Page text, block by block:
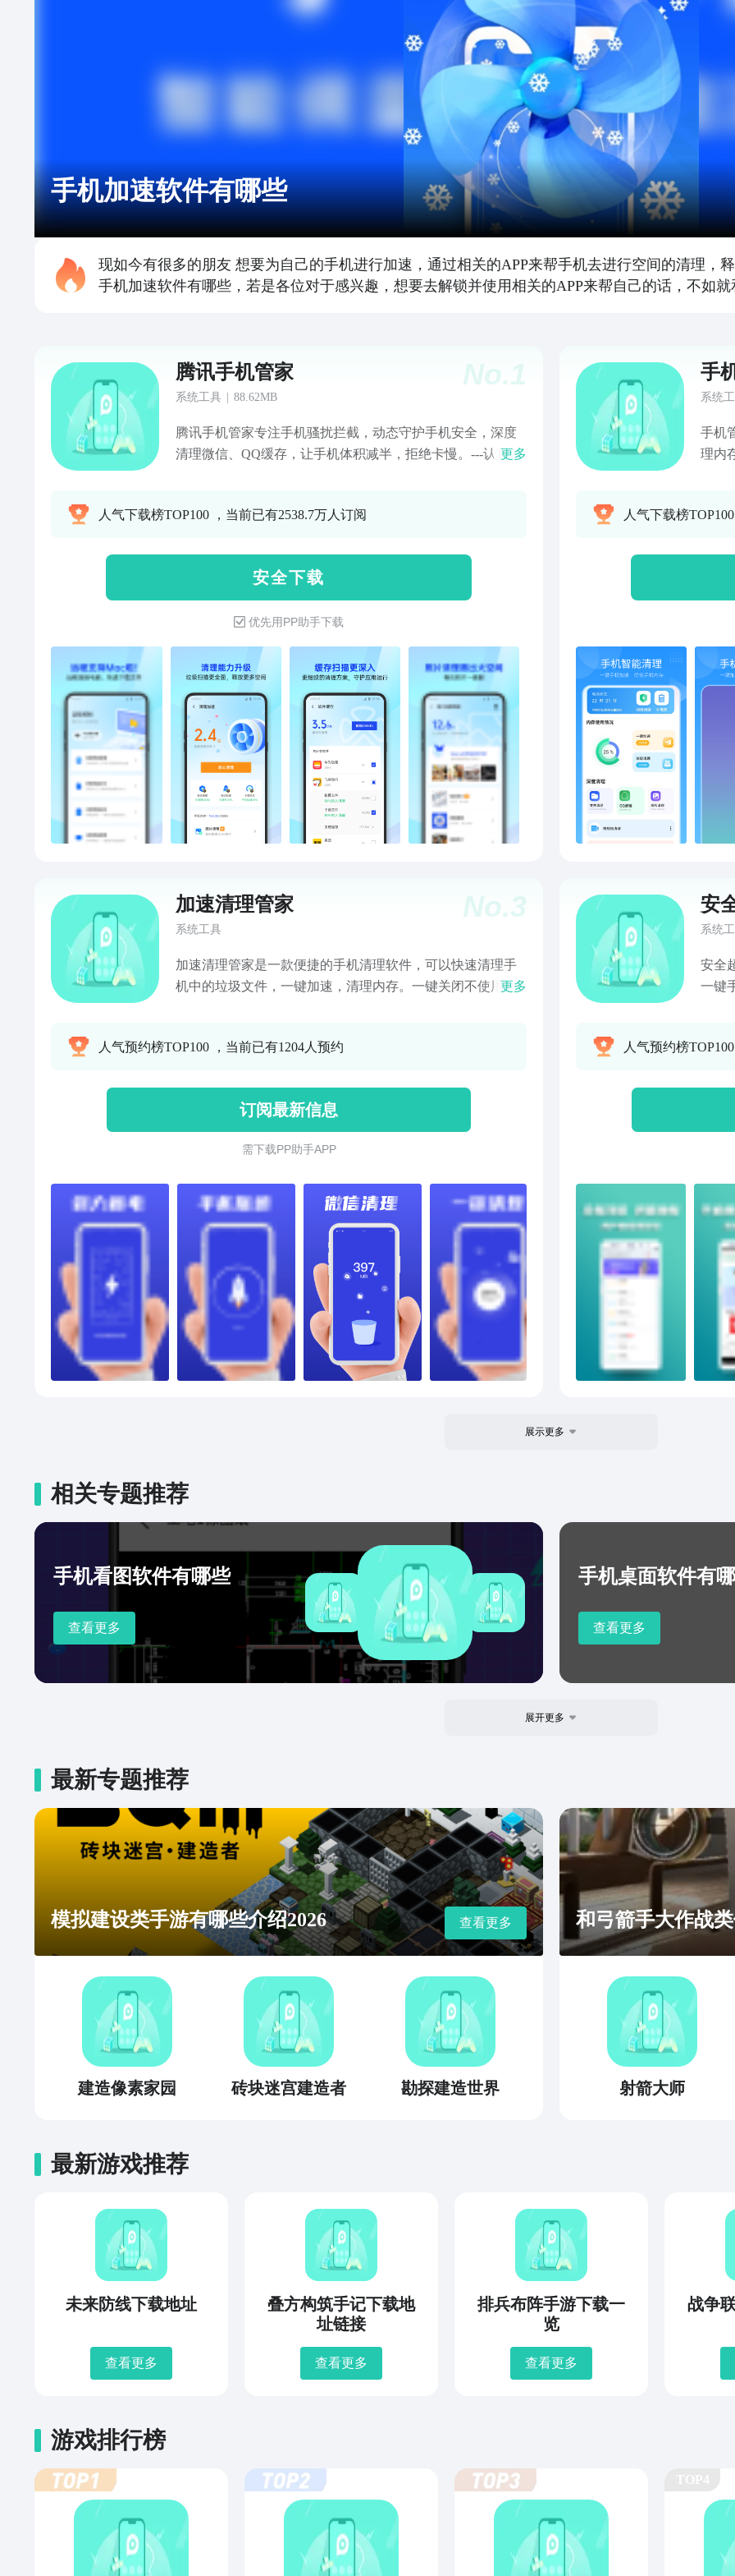
手机加速软件有哪些
现如今有很多的朋友 想要为自己的手机进行加速，通过相关的APP来帮手机去进行空间的清理，
手机加速软件有哪些，若是各位对于感兴趣，想要去解锁并使用相关的APP来帮自己的话，不如
No.1
腾讯手机管家
系统工具 88.62MB
腾讯手机管家专注手机骚扰拦截，动态守护手机安全，深度
清理微信、QQ缓存，让手机体积减半，拒绝卡慢。---认真服
加速】清理加速能力升级，释放空间告别卡慢【微信清理】
查杀】安全防护全新升级，软件云查风险提醒【隐私保险
箱】个性化守护的您的个人隐私【安全可靠】病毒、系统、
充电检测360度安全护航
更多
人气下载榜TOP100 ，当前已有2538.7万人订阅
安 全 下 载
优先用PP助手下载
手
系统
手机
理内
电池
人气下载榜
No.3
加速清理管家
系统工具
加速清理管家是一款便捷的手机清理软件，可以快速清理手
机中的垃圾文件，一键加速，清理内存。一键关闭不使用的
中卡顿、耗电、内存不足的问题。 产品特点： 【垃圾清理】
机运行过程中产生的缓存、残留及广告文件。 【专清】清理
运行中产生的各类缓存、残留的文件。聊天更流畅。 【内存
清理】清理缓存，轻松加速。支持自定义和一键全部清理功
能。保持手机运行流畅。告别手机内存不足的困扰。 【QQ专
理】清理文件夹中多余的垃圾，让手机更畅顺。 【软件管
理】简化软件卸载功能，一键勾选无用软件清理更方便，了
解软件占用储存空间。 【耗电排行】、QQ、爱奇艺、应用耗
电排行一目了然。 【电池管理】专业的充电保养，延长电池
寿命，电池保养小知识，让电量更持久。
更多
人气预约榜TOP100 ，当前已有1204人预约
订阅最新信息
需 下 载 P P 助 手 A P P
安
系统
安全
一键
内存
存，
快
通
超
人气预约榜
展示更多
相关专题推荐
手机看图软件有哪些
查看更多
手机桌面软件有
查看更多
展开更多
最新专题推荐
模拟建设类手游有哪些介绍2026 查看更多
建造像素家园 砖块迷宫建造者 勘探建造世界
和弓箭手大作战
射箭大师
最新游戏推荐
未来防线下载地址
查看更多
叠方构筑手记下载地
址链接
查看更多
排兵布阵手游下载一
览
查看更多
战争
游戏排行榜